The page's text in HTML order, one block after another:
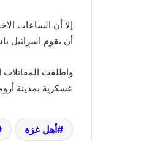
إلا أن الساعات
أن تقوم اسرائيل
واطلقت
عسكرية بمدينة
أهل غزة